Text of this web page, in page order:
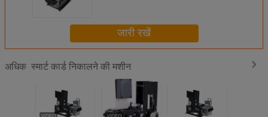
जारी रखें
अधिक स्मार्ट कार्ड निकालने की मशीन